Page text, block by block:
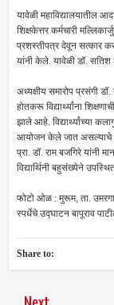
यावेळी महाविद्यालयातील
शिक्षकेत्तर कर्मचारी
प्रशस्तीपत्र देवून सत्कार
यांनी केले. यावेळी डॉ.
अध्यक्षीय समारोप प्रसंगी
होतकरू विद्यार्थ्यांना
झाले आहे. विद्यार्थ्यांच्या
आयोजन केले जात असल्याचे
प्रा. डॉ. राम बजगिरे यांनी
विद्यार्थिनी
फोटो ओळ : मुरूम, ता. उमरगा
स्पर्धेचे उद्घाटन बापूराव
Share to: